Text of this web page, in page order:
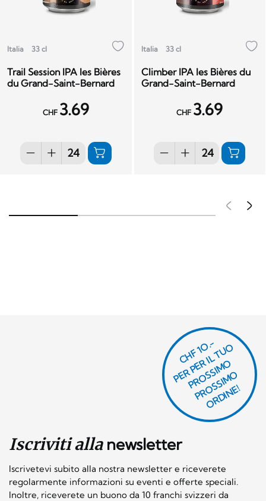
Italia 33 cl
Trail Session IPA les Bières
du Grand-Saint-Bernard
CHF 3.69
Italia 33 cl
Climber IPA les Bières du
Grand-Saint-Bernard
CHF 3.69
Iscriviti allanewsletter
Iscrivetevi subito alla nostra newsletter e riceverete
regolarmente informazioni su eventi e offerte speciali.
Inoltre, riceverete un buono da 10 franchi svizzeri da
CHF 1O.-
P
E
R
P
E
R I
L
T
U
O
P
R
O
S
SI
M
O
P
R
O
S
SI
M
O
O
R
DI
N
E!